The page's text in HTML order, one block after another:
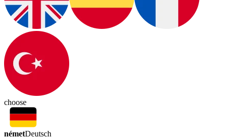
choose
németDeutsch